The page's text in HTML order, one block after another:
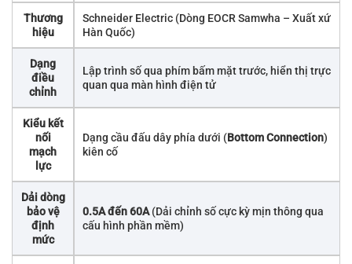
Thương
hiệu
Schneider Electric (Dòng EOCR Samwha – Xuất xứ
Hàn Quốc)
Dạng
điều
chỉnh
Lập trình số qua phím bấm mặt trước, hiển thị trực
quan qua màn hình điện tử
Kiểu kết
nối
mạch
lực
Dạng cầu đấu dây phía dưới (Bottom Connection)
kiên cố
Dải dòng
bảo vệ
định
mức
0.5A đến 60A(Dải chỉnh số cực kỳ mịn thông qua
cấu hình phần mềm)